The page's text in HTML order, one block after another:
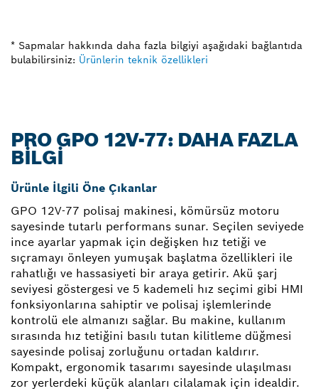
* Sapmalar hakkında daha fazla bilgiyi aşağıdaki bağlantıda
bulabilirsiniz: Ürünlerin teknik özellikleri
PRO GPO 12V-77: DAHA FAZLA
BILGI
Ürünle İlgili Öne Çıkanlar
GPO 12V-77 polisaj makinesi, kömürsüz motoru
sayesinde tutarlı performans sunar. Seçilen seviyede
ince ayarlar yapmak için değişken hız tetiği ve
sıçramayı önleyen yumuşak başlatma özellikleri ile
rahatlığı ve hassasiyeti bir araya getirir. Akü şarj
seviyesi göstergesi ve 5 kademeli hız seçimi gibi HMI
fonksiyonlarına sahiptir ve polisaj işlemlerinde
kontrolü ele almanızı sağlar. Bu makine, kullanım
sırasında hız tetiğini basılı tutan kilitleme düğmesi
sayesinde polisaj zorluğunu ortadan kaldırır.
Kompakt, ergonomik tasarımı sayesinde ulaşılması
zor yerlerdeki küçük alanları cilalamak için idealdir.